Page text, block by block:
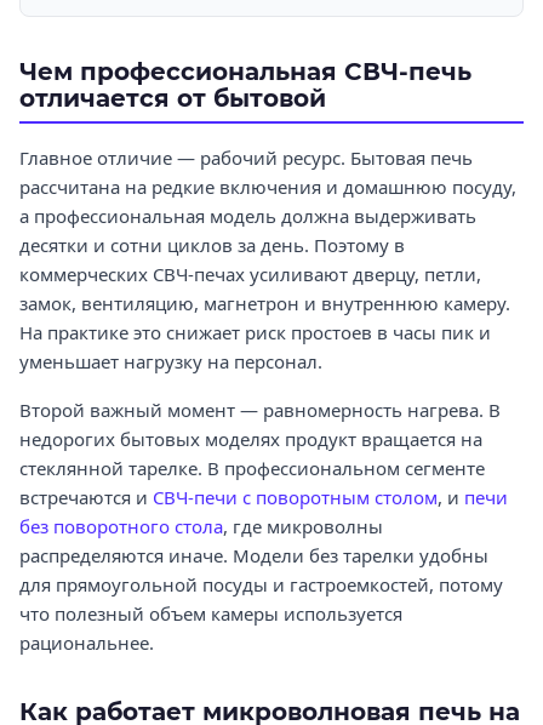
Чем профессиональная СВЧ-печь
отличается от бытовой
Главное отличие — рабочий ресурс. Бытовая печь
рассчитана на редкие включения и домашнюю посуду,
а профессиональная модель должна выдерживать
десятки и сотни циклов за день. Поэтому в
коммерческих СВЧ-печах усиливают дверцу, петли,
замок, вентиляцию, магнетрон и внутреннюю камеру.
На практике это снижает риск простоев в часы пик и
уменьшает нагрузку на персонал.
Второй важный момент — равномерность нагрева. В
недорогих бытовых моделях продукт вращается на
стеклянной тарелке. В профессиональном сегменте
встречаются и СВЧ-печи с поворотным столом, и печи
без поворотного стола, где микроволны
распределяются иначе. Модели без тарелки удобны
для прямоугольной посуды и гастроемкостей, потому
что полезный объем камеры используется
рациональнее.
Как работает микроволновая печь на